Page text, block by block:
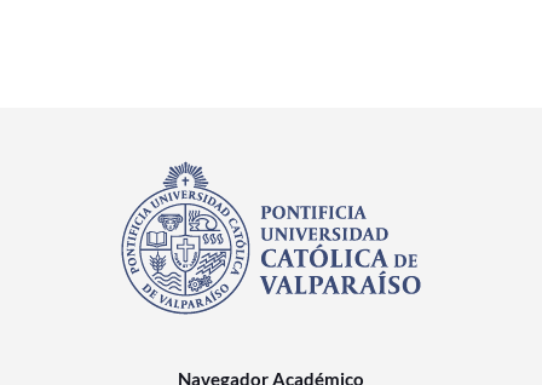
Navegador Académico